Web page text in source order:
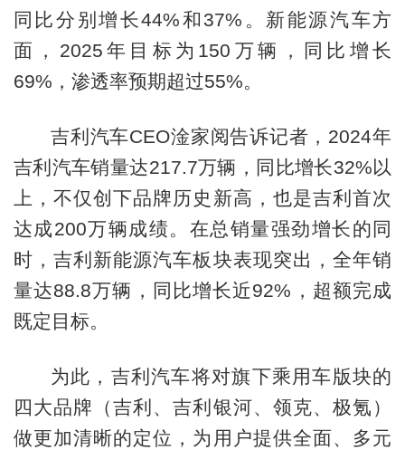
同比分别增长44%和37%。新能源汽车方
面，2025年目标为150万辆，同比增长
69%，渗透率预期超过55%。
吉利汽车CEO淦家阅告诉记者，2024年
吉利汽车销量达217.7万辆，同比增长32%以
上，不仅创下品牌历史新高，也是吉利首次
达成200万辆成绩。在总销量强劲增长的同
时，吉利新能源汽车板块表现突出，全年销
量达88.8万辆，同比增长近92%，超额完成
既定目标。
为此，吉利汽车将对旗下乘用车版块的
四大品牌（吉利、吉利银河、领克、极氪）
做更加清晰的定位，为用户提供全面、多元